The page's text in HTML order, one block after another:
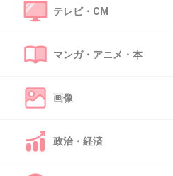
方がいい気がする…。
テレビ・CM
マンガ・アニメ・本
画像
政治・経済